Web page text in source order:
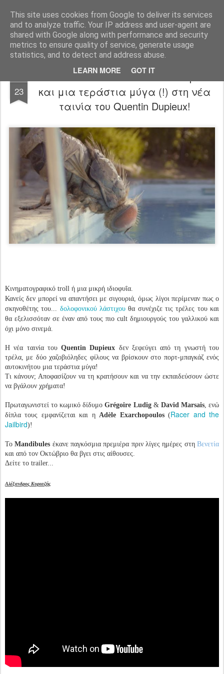
This site uses cookies from Google to deliver its services
and to analyze traffic. Your IP address and user-agent are
shared with Google along with performance and security
metrics to ensure quality of service, generate usage
statistics, and to detect and address abuse.
LEARN MORE GOT IT
FilmBoy
23
Mandibules trailer: Η Adèle Exarchopoulos
και μια τεράστια μύγα (!) στη νέα
ταινία του Quentin Dupieux!
Κινηματογραφικό troll ή μια μικρή ιδιοφυΐα.
Κανείς δεν μπορεί να απαντήσει με σιγουριά, όμως λίγοι περίμεναν πως ο
σκηνοθέτης του... δολοφονικού λάστιχου θα συνέχιζε τις τρέλες του και
θα εξελισσόταν σε έναν από τους πιο cult δημιουργούς του γαλλικού και
όχι μόνο σινεμά.
Η νέα ταινία τουQuentin Dupieux δεν ξεφεύγει από τη γνωστή του
τρέλα, με δύο χαζοβιόληδες φίλους να βρίσκουν στο πορτ-μπαγκάζ ενός
αυτοκινήτου μια τεράστια μύγα!
Τι κάνουν; Αποφασίζουν να τη κρατήσουν και να την εκπαιδεύσουν ώστε
να βγάλουν χρήματα!
Πρωταγωνιστεί το κωμικό δίδυμοGrégoire Ludig& David Marsais, ενώ
δίπλα τους εμφανίζεται και ηAdèle Exarchopoulos(Racer and the
Jailbird)!
ΤοMandibules έκανε παγκόσμια πρεμιέρα πριν λίγες ημέρες στηΒενετία
και από τον Οκτώβριο θα βγει στις αίθουσες.
Δείτε το trailer...
Αλέξανδρος Κυριαζής